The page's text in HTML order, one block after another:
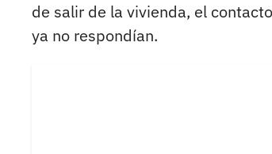
de salir de la vivienda, el
ya no respondían.